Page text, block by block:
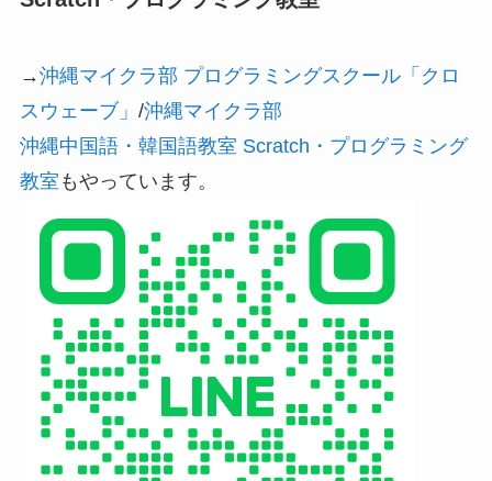
→沖縄マイクラ部 プログラミングスクール「クロ
スウェーブ」 /沖縄マイクラ部
沖縄中国語・韓国語教室 Scratch・プログラミング
教室 もやっています。